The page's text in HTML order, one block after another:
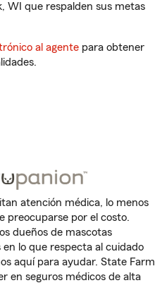
WI que respalden sus metas
al agente para obtener
atención médica, lo menos
preocuparse por el costo.
dueños de mascotas
lo que respecta al cuidado
aquí para ayudar. State Farm
en seguros médicos de alta